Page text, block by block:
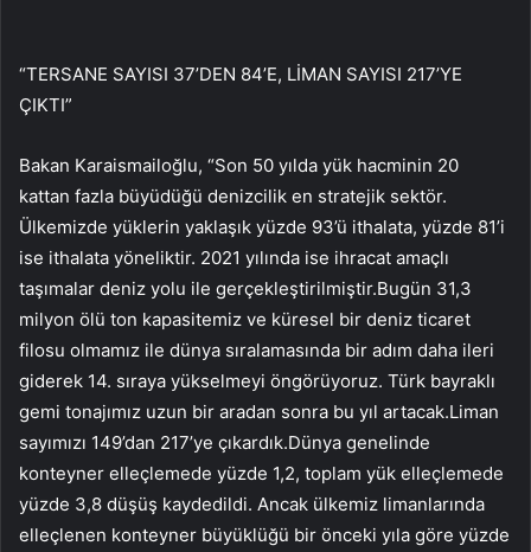
“TERSANE SAYISI 37’DEN 84’E, LİMAN SAYISI 217’YE
ÇIKTI”
Bakan Karaismailoğlu, “Son 50 yılda yük hacminin 20
kattan fazla büyüdüğü denizcilik en stratejik sektör.
Ülkemizde yüklerin yaklaşık yüzde 93’ü ithalata, yüzde 81’i
ise ithalata yöneliktir. 2021 yılında ise ihracat amaçlı
taşımalar deniz yolu ile gerçekleştirilmiştir.Bugün 31,3
milyon ölü ton kapasitemiz ve küresel bir deniz ticaret
filosu olmamız ile dünya sıralamasında bir adım daha ileri
giderek 14. sıraya yükselmeyi öngörüyoruz. Türk bayraklı
gemi tonajımız uzun bir aradan sonra bu yıl artacak.Liman
sayımızı 149’dan 217’ye çıkardık.Dünya genelinde
konteyner elleçlemede yüzde 1,2, toplam yük elleçlemede
yüzde 3,8 düşüş kaydedildi. Ancak ülkemiz limanlarında
elleçlenen konteyner büyüklüğü bir önceki yıla göre yüzde